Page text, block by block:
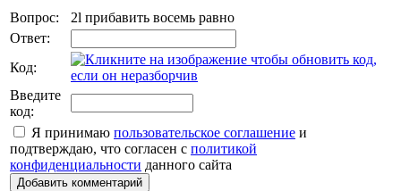
Вопрос:
2l прибавить восемь равно
Ответ:
Код:
Введите
код:
Я принимаю пользовательское соглашение и
подтверждаю, что согласен с политикой
конфиденциальности данного сайта
Добавить комментарий